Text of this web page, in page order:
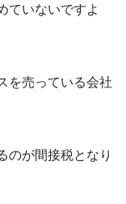
ていないですよ
を売っている会社
のが間接税となり